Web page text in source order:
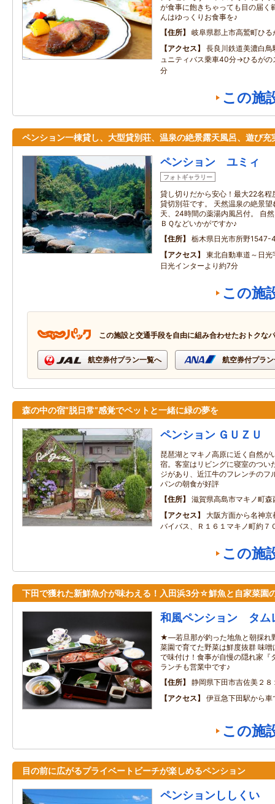
が食事に飽きちゃっても目の届く
んはゆっくりお食事を♪
住所
岐阜県郡上市高鷲町ひ
アクセス
長良川鉄道美濃白
ュニティバス乗車40分→ひるがの
分
この施
ペンション一棟貸し、大型貸別荘、温泉の絶景露天風呂、遊び充
ペンション ユミィ
フォトギャラリー
貸し切りだから安心！最大22名
貸切別荘です。 天然温泉の絶景
天、24時間の薬湯内風呂付。 自
ＢＱなどいかがですか♪
住所
栃木県日光市所野1547-
アクセス
東北自動車道～日
日光インターより約7分
この施
この施設と交通手段を自由に組み合わせたおトクな
航空券付プラン一覧へ 航空券付プラ
森の中の宿“脱日常”感覚でペットと一緒に緑の夢を
ペンション ＧＵＺＵ
琵琶湖とマキノ高原に近く自然が
宿。客室はリビングに寝室のつい
ジがあり、近江牛のフレンチのフ
パンの朝食が好評
住所
滋賀県高島市マキノ町森
アクセス
大阪方面から名神
バイバス、Ｒ１６１マキノ町約７
この施
下田で獲れた新鮮魚介が味わえる！入田浜3分☆鮮魚と自家菜園
和風ペンション タム
★―若旦那が釣った地魚と朝採
菜園で育てた野菜は鮮度抜群 味
で味付け！食事が自慢の隠れ家『
ランチも営業中です♪
住所
静岡県下田市吉佐美２８
アクセス
伊豆急下田駅から車
この施
目の前に広がるプライベートビーチが楽しめるペンション
ペンションししくい